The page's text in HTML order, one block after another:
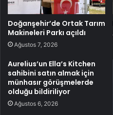
Doğanşehir’de Ortak Tarım
Makineleri Parkı açıldı
Ağustos 7, 2026
Aurelius’un Ella’s Kitchen
sahibini satın almak için
münhasır görüşmelerde
olduğu bildiriliyor
Ağustos 6, 2026